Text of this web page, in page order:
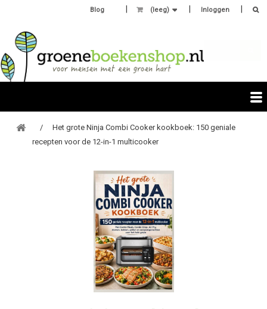
Inloggen
(leeg)
Blog
Het grote Ninja Combi Cooker kookboek: 150 geniale
recepten voor de 12-in-1 multicooker